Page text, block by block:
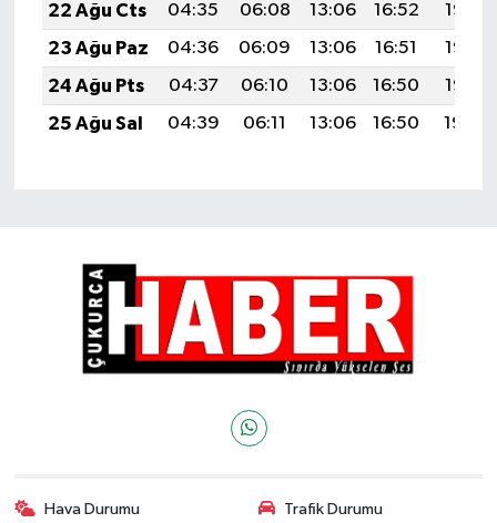
22 Ağu Cts
04:35 06:08 13:06 16:52
19:55
23 Ağu Paz
04:36 06:09 13:06 16:51
19:53
24 Ağu Pts
04:37 06:10 13:06 16:50
19:52
25 Ağu Sal
04:39 06:11 13:06 16:50 19:50
Hava Durumu Trafik Durumu